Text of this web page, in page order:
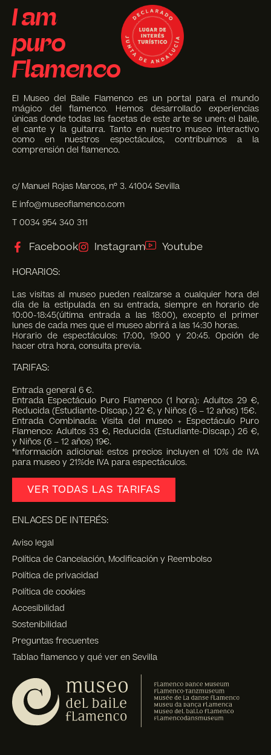
I am
puro
Flamenco
El Museo del Baile Flamenco es un portal para el mundo
mágico del flamenco. Hemos desarrollado experiencias
únicas donde todas las facetas de este arte se unen: el baile,
el cante y la guitarra. Tanto en nuestro museo interactivo
como en nuestros espectáculos, contribuimos a la
comprensión del flamenco.
c/ Manuel Rojas Marcos, nº 3. 41004 Sevilla
E info@museoflamenco.com
T 0034 954 340 311
Facebook Instagram Youtube
HORARIOS:
Las visitas al museo pueden realizarse a cualquier hora del
día de la estipulada en su entrada, siempre en horario de
10:00-18:45(última entrada a las 18:00), excepto el primer
lunes de cada mes que el museo abrirá a las 14:30 horas.
Horario de espectáculos: 17:00, 19:00 y 20:45. Opción de
hacer otra hora, consulta previa.
TARIFAS:
Entrada general 6 €.
Entrada Espectáculo Puro Flamenco (1 hora): Adultos 29 €,
Reducida (Estudiante-Discap.) 22 €, y Niños (6 – 12 años) 15€.
Entrada Combinada: Visita del museo + Espectáculo Puro
Flamenco: Adultos 33 €, Reducida (Estudiante-Discap.) 26 €,
y Niños (6 – 12 años) 19€.
*Información adicional: estos precios incluyen el 10% de IVA
para museo y 21%de IVA para espectáculos.
VER TODAS LAS TARIFAS
ENLACES DE INTERÉS:
Aviso legal
Política de Cancelación, Modificación y Reembolso
Política de privacidad
Política de cookies
Accesibilidad
Sostenibilidad
Preguntas frecuentes
Tablao flamenco y qué ver en Sevilla